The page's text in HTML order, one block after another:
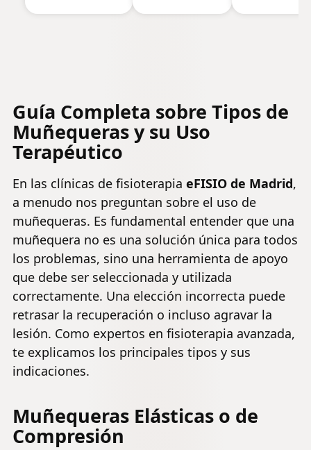
tamaños de
Gaming
Headphones,
Cables -
Guía Completa sobre Tipos de
Muñequeras y su Uso
Terapéutico
En las clínicas de fisioterapia eFISIO de Madrid,
a menudo nos preguntan sobre el uso de
muñequeras. Es fundamental entender que una
muñequera no es una solución única para todos
los problemas, sino una herramienta de apoyo
que debe ser seleccionada y utilizada
correctamente. Una elección incorrecta puede
retrasar la recuperación o incluso agravar la
lesión. Como expertos en fisioterapia avanzada,
te explicamos los principales tipos y sus
indicaciones.
Muñequeras Elásticas o de
Compresión